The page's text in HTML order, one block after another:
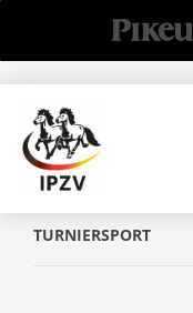
TURNIERSPORT